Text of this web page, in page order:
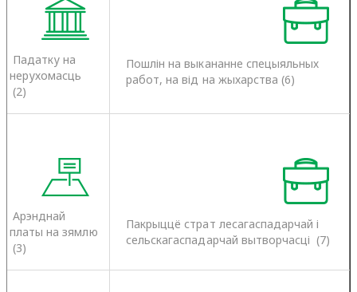
Падатку на
нерухомасць
(2)
Пошлін на выкананне спецыяльных
работ, на від на жыхарства (6)
Арэнднай
платы на зямлю
(3)
Пакрыццё страт лесагаспадарчай і
сельскагаспадарчай вытворчасці (7)